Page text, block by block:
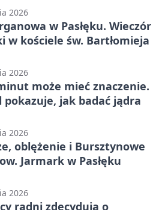
2026
w Pasłęku. Wieczór
w kościele św. Bartłomieja
2026
może mieć znaczenie.
pokazuje, jak badać jądra
2026
oblężenie i Bursztynowe
Jarmark w Pasłęku
2026
radni zdecydują o